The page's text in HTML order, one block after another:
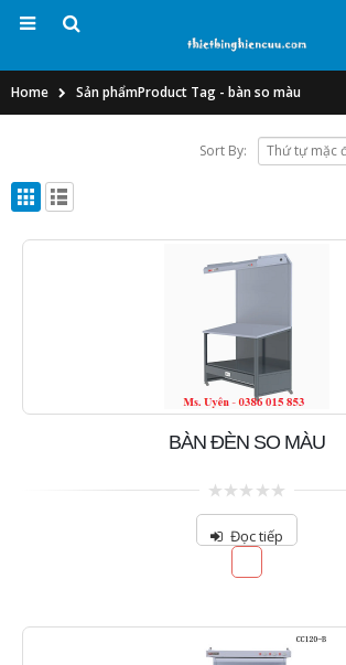
Home Sản phẩmProduct Tag - bàn so màu
Sort By:
BÀN ĐÈN SO MÀU
0
of
Đọc tiếp